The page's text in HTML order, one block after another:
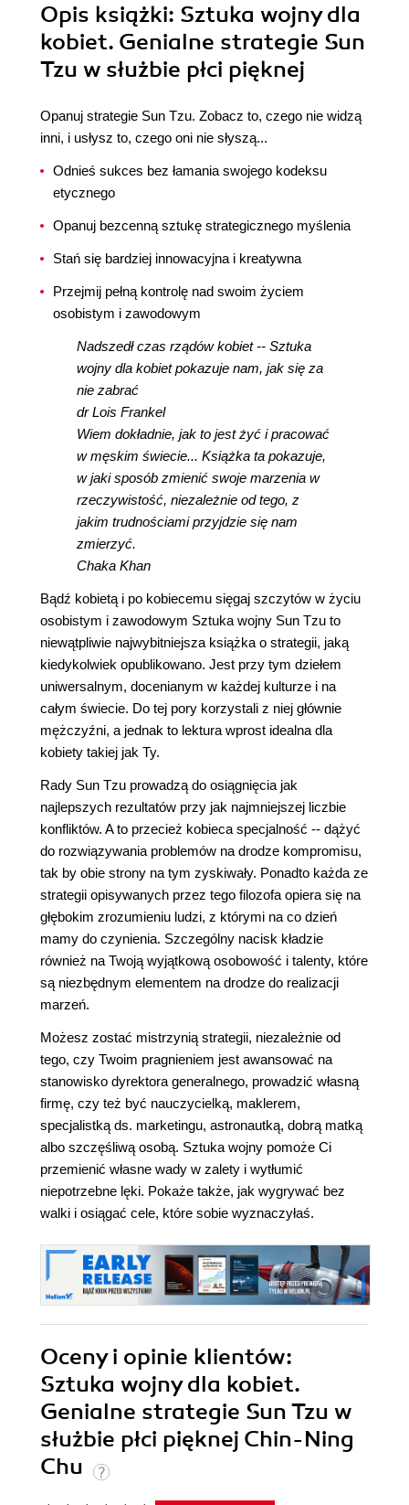
Opis książki: Sztuka wojny dla
kobiet. Genialne strategie Sun
Tzu w służbie płci pięknej
Opanuj strategie Sun Tzu. Zobacz to, czego nie widzą
inni, i usłysz to, czego oni nie słyszą...
Odnieś sukces bez łamania swojego kodeksu
etycznego
Opanuj bezcenną sztukę strategicznego myślenia
Stań się bardziej innowacyjna i kreatywna
Przejmij pełną kontrolę nad swoim życiem
osobistym i zawodowym
Nadszedł czas rządów kobiet -- Sztuka
wojny dla kobiet pokazuje nam, jak się za
nie zabrać
dr Lois Frankel
Wiem dokładnie, jak to jest żyć i pracować
w męskim świecie... Książka ta pokazuje,
w jaki sposób zmienić swoje marzenia w
rzeczywistość, niezależnie od tego, z
jakim trudnościami przyjdzie się nam
zmierzyć.
Chaka Khan
Bądź kobietą i po kobiecemu sięgaj szczytów w życiu
osobistym i zawodowym Sztuka wojny Sun Tzu to
niewątpliwie najwybitniejsza książka o strategii, jaką
kiedykolwiek opublikowano. Jest przy tym dziełem
uniwersalnym, docenianym w każdej kulturze i na
całym świecie. Do tej pory korzystali z niej głównie
mężczyźni, a jednak to lektura wprost idealna dla
kobiety takiej jak Ty.
Rady Sun Tzu prowadzą do osiągnięcia jak
najlepszych rezultatów przy jak najmniejszej liczbie
konfliktów. A to przecież kobieca specjalność -- dążyć
do rozwiązywania problemów na drodze kompromisu,
tak by obie strony na tym zyskiwały. Ponadto każda ze
strategii opisywanych przez tego filozofa opiera się na
głębokim zrozumieniu ludzi, z którymi na co dzień
mamy do czynienia. Szczególny nacisk kładzie
również na Twoją wyjątkową osobowość i talenty, które
są niezbędnym elementem na drodze do realizacji
marzeń.
Możesz zostać mistrzynią strategii, niezależnie od
tego, czy Twoim pragnieniem jest awansować na
stanowisko dyrektora generalnego, prowadzić własną
firmę, czy też być nauczycielką, maklerem,
specjalistką ds. marketingu, astronautką, dobrą matką
albo szczęśliwą osobą. Sztuka wojny pomoże Ci
przemienić własne wady w zalety i wytłumić
niepotrzebne lęki. Pokaże także, jak wygrywać bez
walki i osiągać cele, które sobie wyznaczyłaś.
Oceny i opinie klientów:
Sztuka wojny dla kobiet.
Genialne strategie Sun Tzu w
służbie płci pięknej Chin-Ning
Chu